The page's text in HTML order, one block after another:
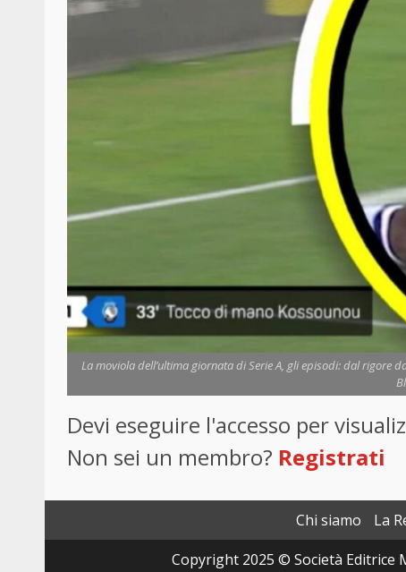
La moviola dell’ultima giornata di Serie A, gli episodi: dal rigore
Devi eseguire l'accesso per
Non sei un membro? Registrati
Chi siamo La
Copyright 2025 © Società Editrice